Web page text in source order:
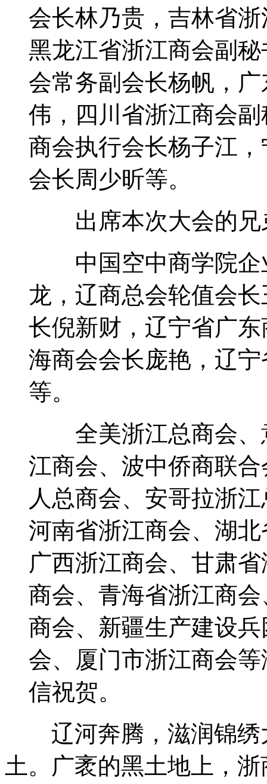
会长林乃贵，吉林省
黑龙江省浙江商会副
会常务副会长杨帆，
伟，四川省浙江商会
商会执行会长杨子江
会长周少昕等。
出席本次大会的兄
中国空中商学院企
龙，辽商总会轮值会
长倪新财，辽宁省广
海商会会长庞艳，辽
等。
全美浙江总商会、
江商会、波中侨商联
人总商会、安哥拉浙
河南省浙江商会、湖
广西浙江商会、甘肃
商会、青海省浙江商
商会、新疆生产建设
会、厦门市浙江商会
信祝贺。
辽河奔腾，滋润锦绣
土。广袤的黑土地上，